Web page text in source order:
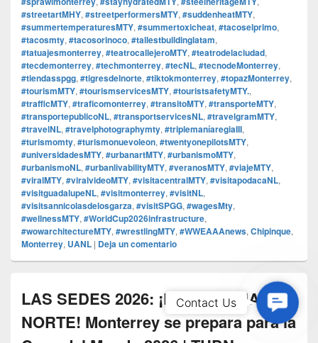
#streetartMHY, #streetperformersMTY, #suddenheatMTY,
#summertemperaturesMTY, #summertoxicheat, #tacoselprimo,
#tacosmty, #tacosorinoco, #tallestbuildinglatam,
#tatuajesmonterrey, #teatrocallejeroMTY, #teatrodelaciudad,
#tecdemonterrey, #techmonterrey, #tecNL, #tecnodeMonterrey,
#tiendasspgg, #tigresdelnorte, #tiktokmonterrey, #topazMonterrey,
#tourismMTY, #tourismservicesMTY, #touristsafetyMTY.,
#trafficMTY, #traficomonterrey, #transitoMTY, #transporteMTY,
#transportepublicoNL, #transportservicesNL, #travelgramMTY,
#travelNL, #travelphotographymty, #triplemaníaregiaIII,
#turismomty, #turismonuevoleon, #twentyonepilotsMTY,
#universidadesMTY, #urbanartMTY, #urbanismoMTY,
#urbanismoNL, #urbanlivabilityMTY, #veranosMTY, #viajeMTY,
#viralMTY, #viralvideoMTY, #visitacentralMTY, #visitapodacaNL,
#visitguadalupeNL, #visitmonterrey, #visitNL,
#visitsannicolasdelosgarza, #visitSPGG, #wagesMty,
#wellnessMTY, #WorldCup2026infrastructure,
#wowarchitectureMTY, #wrestlingMTY, #WWEAAAnews, Chipinque,
Monterrey, UANL | Deja un comentario
LAS SEDES 2026: ¡LA SULTANA DEL
NORTE! Monterrey se prepara para la
Us
Contact Us